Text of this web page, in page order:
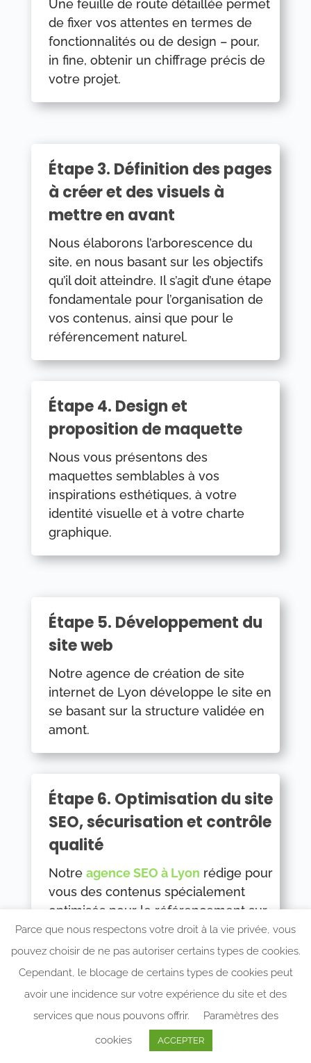
Une feuille de route détaillée permet
de fixer vos attentes en termes de
fonctionnalités ou de design – pour,
in fine, obtenir un chiffrage précis de
votre projet.
Étape 3. Définition des pages
à créer et des visuels à
mettre en avant
Nous élaborons l’arborescence du
site, en nous basant sur les objectifs
qu’il doit atteindre. Il s’agit d’une étape
fondamentale pour l’organisation de
vos contenus, ainsi que pour le
référencement naturel.
Étape 4. Design et
proposition de maquette
Nous vous présentons des
maquettes semblables à vos
inspirations esthétiques, à votre
identité visuelle et à votre charte
graphique.
Étape 5. Développement du
site web
Notre agence de création de site
internet de Lyon développe le site en
se basant sur la structure validée en
amont.
Étape 6. Optimisation du site
SEO, sécurisation et contrôle
qualité
Notre agence SEO à Lyon rédige pour
vous des contenus spécialement
optimisés pour le référencement sur
les moteurs de recherche. Les volets
de sécurité et de contrôle qualité
sont également pris en charge.
Étape 7. Mise en ligne du site
Parce que nous respectons votre droit à la vie privée, vous
pouvez choisir de ne pas autoriser certains types de cookies.
Cependant, le blocage de certains types de cookies peut
avoir une incidence sur votre expérience du site et des
services que nous pouvons offrir.
Paramètres des
cookies
ACCEPTER